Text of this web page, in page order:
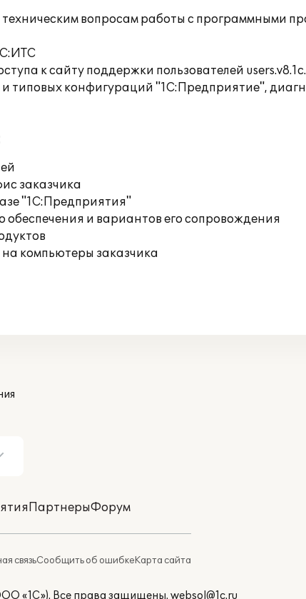
вопросам работы с программными
к сайту поддержки пользователей
типовых конфигураций "1С:Предприятие",
заказчика
"1С:Предприятия"
и вариантов его сопровождения
компьютеры заказчика
ПартнерыФорум
связьСообщить об ошибкеКарта сайта
«1С»). Все права защищены. websol@1c.ru